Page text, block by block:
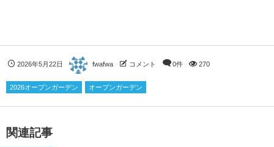
2026年5月22日 fwafwa コメント 0件 270
2026オープンガーデン オープンガーデン
関連記事